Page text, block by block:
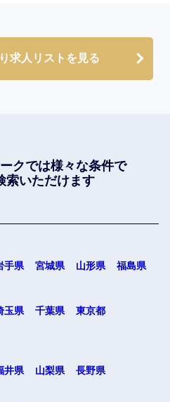
求人リストを見る
クでは様々な条件で
索いただけます
手県 宮城県 山形県 福島県
玉県 千葉県
東京都
井県 山梨県 長野県